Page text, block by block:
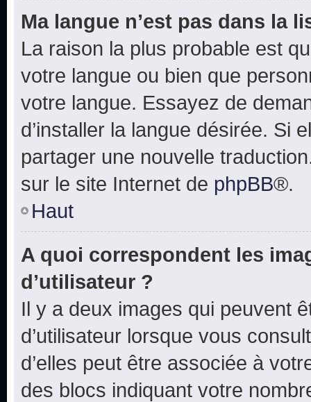
Ma langue n’est pas dans la
La raison la plus probable est
votre langue ou bien que
votre langue. Essayez de
d’installer la langue désirée. Si
partager une nouvelle
sur le site Internet de phpBB®.
Haut
A quoi correspondent les
d’utilisateur ?
Il y a deux images qui peuvent
d’utilisateur lorsque vous
d’elles peut être associée à
des blocs indiquant votre